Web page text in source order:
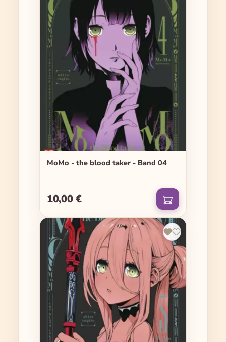
MoMo - the blood taker - Band 04
Regulärer Preis:
10,00 €